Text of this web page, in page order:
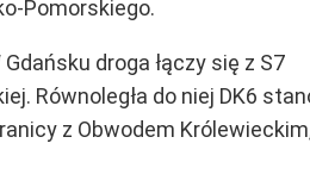
Pomorskiego.
droga łączy się z S7
Równoległa do niej DK6
z Obwodem